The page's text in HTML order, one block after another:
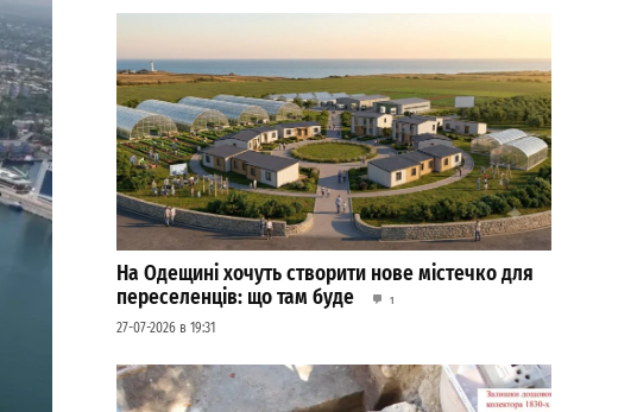
На Одещині хочуть створити нове містечко для
переселенців: що там буде
1
27-07-2026 в 19:31